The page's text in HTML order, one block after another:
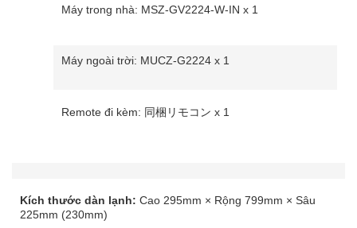
Máy trong nhà: MSZ-GV2224-W-IN x 1
Máy ngoài trời: MUCZ-G2224 x 1
Remote đi kèm: 同梱リモコン x 1
Kích thước dàn lạnh: Cao 295mm × Rộng 799mm × Sâu
225mm (230mm)